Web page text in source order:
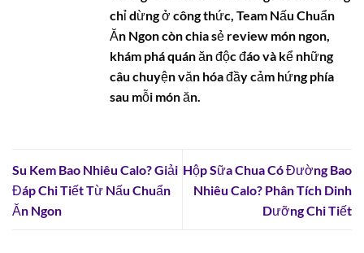
chỉ dừng ở công thức, Team Nấu Chuẩn
Ăn Ngon còn chia sẻ review món ngon,
khám phá quán ăn độc đáo và kể những
câu chuyện văn hóa đầy cảm hứng phía
sau mỗi món ăn.
Su Kem Bao Nhiêu Calo? Giải
Đáp Chi Tiết Từ Nấu Chuẩn
Ăn Ngon
Hộp Sữa Chua Có Đường Bao
Nhiêu Calo? Phân Tích Dinh
Dưỡng Chi Tiết